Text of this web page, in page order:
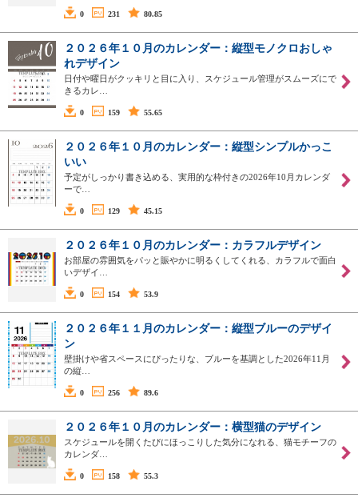
0 231 80.85
２０２６年１０月のカレンダー：縦型モノクロおしゃ
れデザイン
日付や曜日がクッキリと目に入り、スケジュール管理がスムーズにで
きるカレ…
0 159 55.65
２０２６年１０月のカレンダー：縦型シンプルかっこ
いい
予定がしっかり書き込める、実用的な枠付きの2026年10月カレンダ
ーで…
0 129 45.15
２０２６年１０月のカレンダー：カラフルデザイン
お部屋の雰囲気をパッと賑やかに明るくしてくれる、カラフルで面白
いデザイ…
0 154 53.9
２０２６年１１月のカレンダー：縦型ブルーのデザイ
ン
壁掛けや省スペースにぴったりな、ブルーを基調とした2026年11月
の縦…
0 256 89.6
２０２６年１０月のカレンダー：横型猫のデザイン
スケジュールを開くたびにほっこりした気分になれる、猫モチーフの
カレンダ…
0 158 55.3